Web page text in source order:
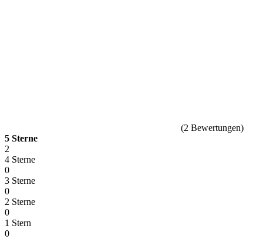
(2 Bewertungen)
5 Sterne
2
4 Sterne
0
3 Sterne
0
2 Sterne
0
1 Stern
0